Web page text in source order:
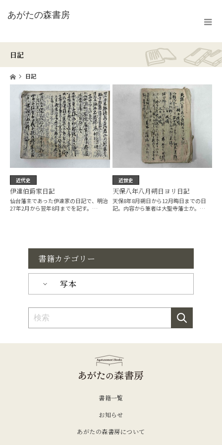
日記
ホーム日記
近代史
伊達伯爵家日記
仙台藩主であった伊達家の日記で、明治
27年2月から翌年8月までを記す。…
近世史
天保八年八月朔日ヨリ日記
天保8年8月朔日から12月晦日までの日
記。内容から筆者は大聖寺藩士か。…
書籍カテゴリー
写本
書籍一覧
お知らせ
あがたの森書房について